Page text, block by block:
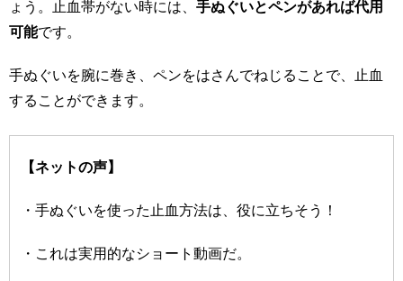
ょう。止血帯がない時には、 手ぬぐいとペンがあれば代用
可能です。
手ぬぐいを腕に巻き、ペンをはさんでねじることで、止血
することができます。
【ネットの声】
・手ぬぐいを使った止血方法は、役に立ちそう！
・これは実用的なショート動画だ。